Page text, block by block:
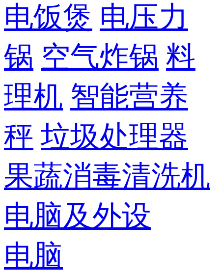
电饭煲 电压力
锅 空气炸锅 料
理机 智能营养
秤 垃圾处理器
果蔬消毒清洗机
电脑及外设
电脑